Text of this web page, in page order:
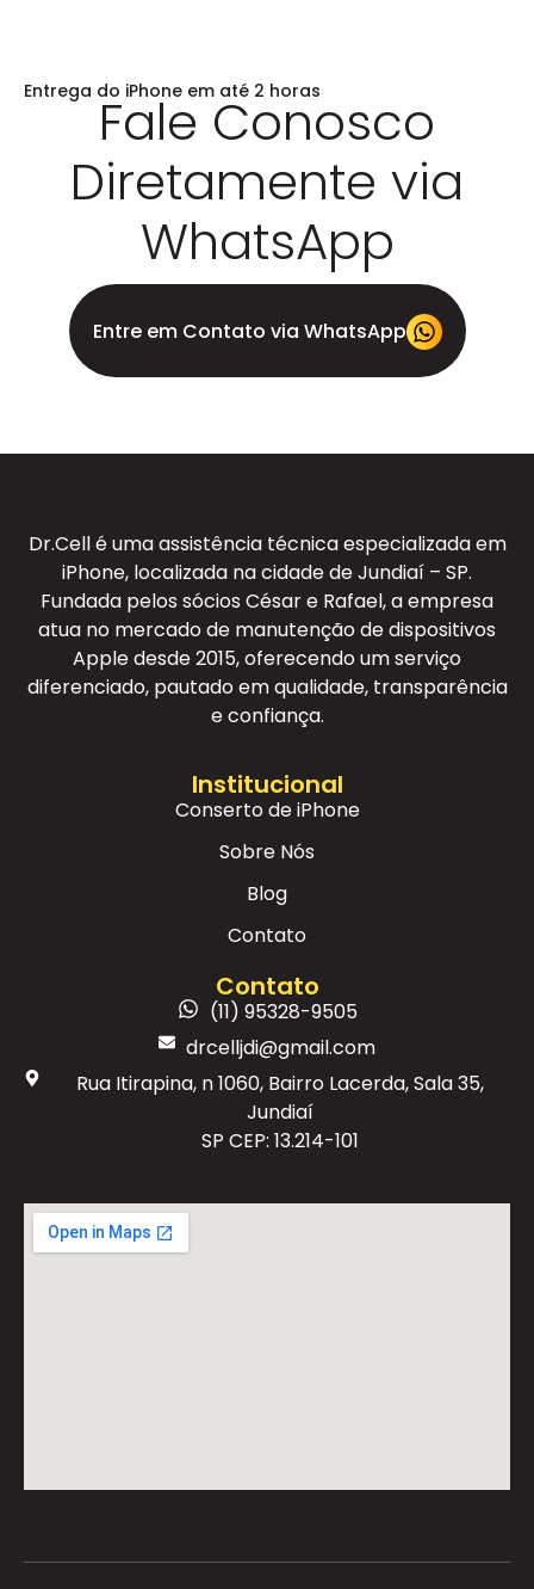
Entrega do iPhone em até 2 horas
Fale Conosco
Diretamente via
WhatsApp
Entre em Contato via WhatsApp
Dr.Cell é uma assistência técnica especializada em
iPhone, localizada na cidade de Jundiaí – SP.
Fundada pelos sócios César e Rafael, a empresa
atua no mercado de manutenção de dispositivos
Apple desde 2015, oferecendo um serviço
diferenciado, pautado em qualidade, transparência
e confiança.
Institucional
Conserto de iPhone
Sobre Nós
Blog
Contato
Contato
(11) 95328-9505
drcelljdi@gmail.com
Rua Itirapina, n 1060, Bairro Lacerda, Sala 35,
Jundiaí
SP CEP: 13.214-101